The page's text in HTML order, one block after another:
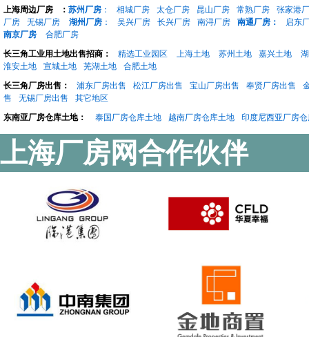
上海周边厂房
： 苏州厂房 ： 相城厂房 太仓厂房 昆山厂房 常熟厂房
张家港
厂房
无锡厂房 湖州厂房 ： 吴兴厂房 长兴厂房 南浔厂房 南通厂房：
启东
南京厂房
合肥厂房
长三角工业用土地出售招商：
精选工业园区 上海土地 苏州土地 嘉兴土地
淮安土地
宣城土地 芜湖土地
合肥土地
长三角厂房出售：
浦东厂房出售 松江厂房出售 宝山厂房出售 奉贤厂房出售
售
无锡厂房出售
其它地区
东南亚厂房仓库土地：
泰国厂房仓库土地 越南厂房仓库土地 印度尼西亚厂房
上海厂房网合作伙伴